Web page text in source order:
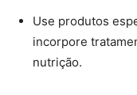
Use produtos
incorpore
nutrição.